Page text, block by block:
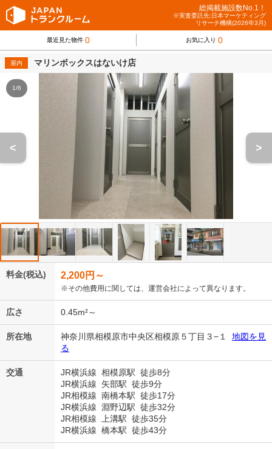
総掲載施設数No.1！
※実査委託先:日本マーケティング
リサーチ機構(2026年3月)
最近見た物件 0 お気に入り 0
屋内 マリンボックスはないけ店
1/6
< >
料金(税込) 2,200円～
※その他費用に関しては、運営会社によって異なります。
広さ 0.45m²～
所在地 神奈川県相模原市中央区相模原５丁目３−１ 地図を見
る
交通
JR横浜線 相模原駅 徒歩8分
JR横浜線 矢部駅 徒歩9分
JR相模線 南橋本駅 徒歩17分
JR横浜線 淵野辺駅 徒歩32分
JR相模線 上溝駅 徒歩35分
JR横浜線 橋本駅 徒歩43分